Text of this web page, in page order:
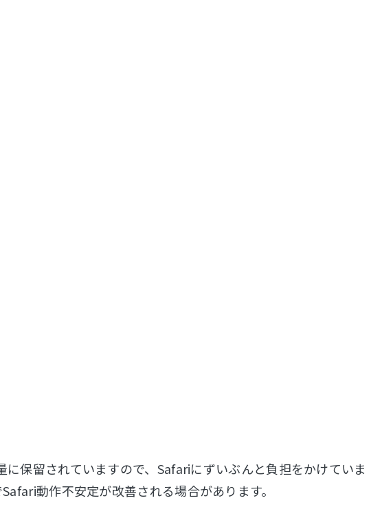
保留されていますので、Safariにずいぶんと負担をかけていま
動作不安定が改善される場合があります。